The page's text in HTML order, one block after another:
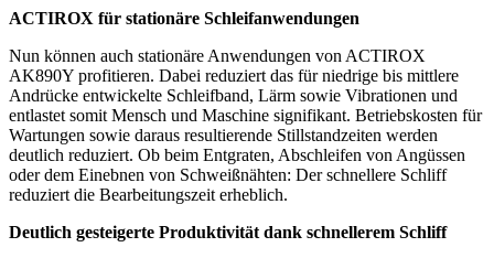
ACTIROX für stationäre Schleifanwendungen
Nun können auch stationäre Anwendungen von ACTIROX
AK890Y profitieren. Dabei reduziert das für niedrige bis mittlere
Andrücke entwickelte Schleifband, Lärm sowie Vibrationen und
entlastet somit Mensch und Maschine signifikant. Betriebskosten für
Wartungen sowie daraus resultierende Stillstandzeiten werden
deutlich reduziert. Ob beim Entgraten, Abschleifen von Angüssen
oder dem Einebnen von Schweißnähten: Der schnellere Schliff
reduziert die Bearbeitungszeit erheblich.
Deutlich gesteigerte Produktivität dank schnellerem Schliff